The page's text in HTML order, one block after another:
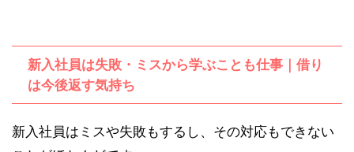
新入社員は失敗・ミスから学ぶことも仕事｜借り
は今後返す気持ち
新入社員はミスや失敗もするし、その対応もできない